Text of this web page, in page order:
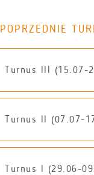
POPRZEDNIE
Turnus III (15.07-
Turnus II (07.07-
Turnus I (29.06-